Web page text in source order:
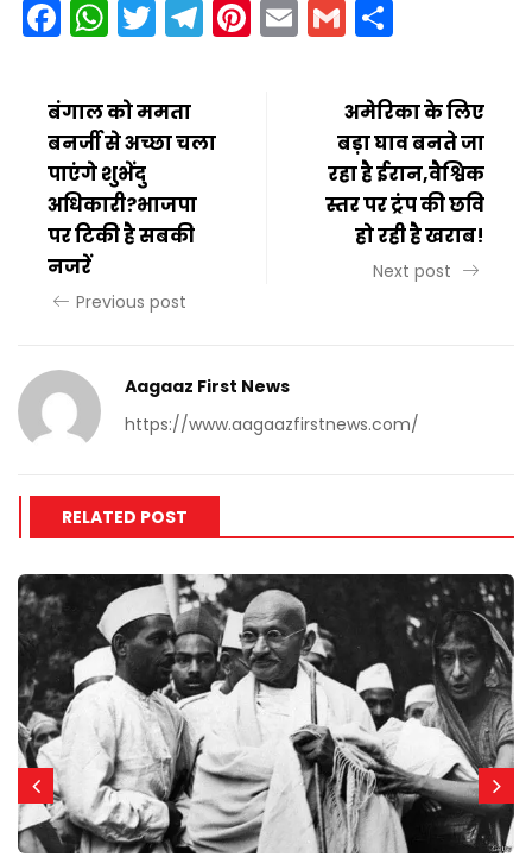
Facebook
WhatsApp
Twitter
Telegram
Pinterest
EmailGmail
बंगाल को ममता
बनर्जी से अच्छा चला
पाएंगे शुभेंदु
अधिकारी?भाजपा
पर टिकी है सबकी
नजरें
Previous post
अमेरिका के लिए
बड़ा घाव बनते जा
रहा है ईरान,वैश्विक
स्तर पर ट्रंप की छवि
हो रही है खराब!
Next post
Aagaaz First News
https://www.aagaazfirstnews.com/
RELATED POST